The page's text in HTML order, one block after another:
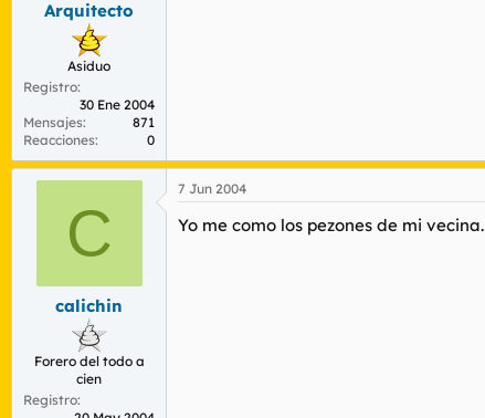
Arquitecto
Asiduo
Registro
30 Ene 2004
Mensajes
871
Reacciones
0
C
calichin
Forero del todo a
cien
Registro
7 Jun 2004
Yo me como los pezones de mi vecina.